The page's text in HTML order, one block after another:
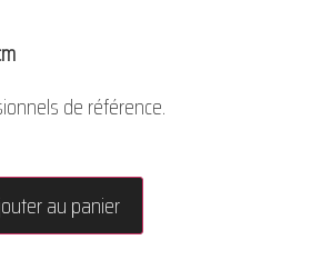
de référence.
au panier